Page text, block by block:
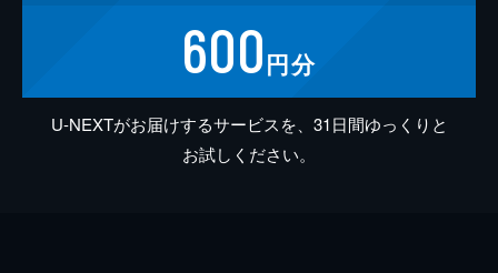
600円分
U-NEXTがお届けするサービスを、31日間ゆっくりと
お試しください。